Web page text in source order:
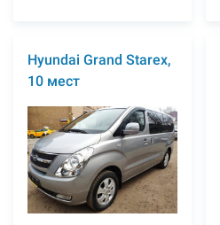
Hyundai Grand Starex,
10 мест